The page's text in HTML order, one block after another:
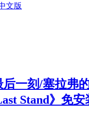
文版
后一刻/塞拉弗
Stand》免